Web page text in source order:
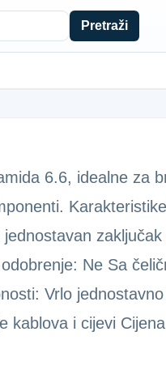
Pretraži
6.6, idealne za
Ne Sa
Vrlo
kablova i cijevi